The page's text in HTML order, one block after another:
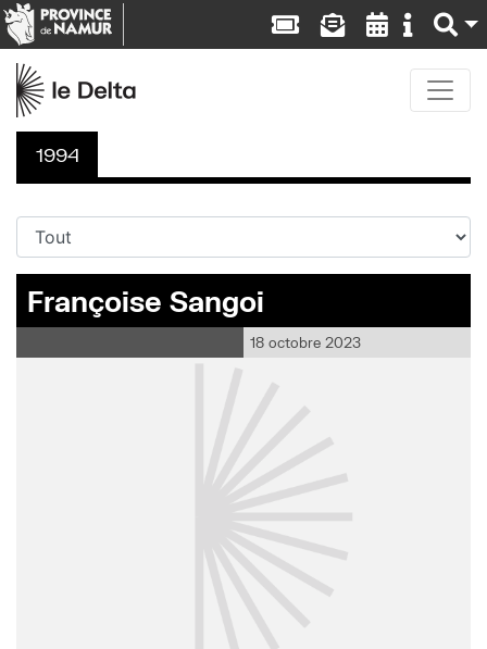
1994
Françoise Sangoi
18 octobre 2023